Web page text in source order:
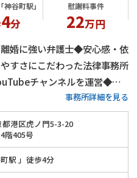
谷町駅」
4分
慰謝料事件
22万円
婚に強い弁護士◆安心感・依
すさにこだわった法律事務所
チャンネルを運営◆不
事務所詳細を見る
都港区虎ノ門5-3-20
階405号
駅 」徒歩4分